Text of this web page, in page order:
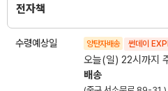
전자책
수령예상일 양탄자배송 썬데이
오늘(일) 22시까지
배송